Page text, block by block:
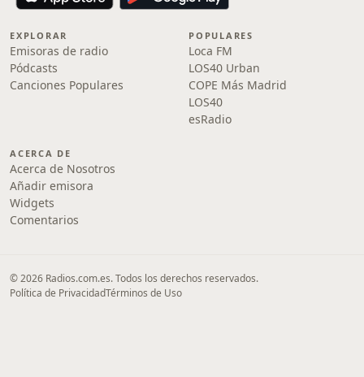
EXPLORAR
Emisoras de radio
Pódcasts
Canciones Populares
POPULARES
Loca FM
LOS40 Urban
COPE Más Madrid
LOS40
esRadio
ACERCA DE
Acerca de Nosotros
Añadir emisora
Widgets
Comentarios
© 2026 Radios.com.es. Todos los derechos reservados.
Política de PrivacidadTérminos de Uso